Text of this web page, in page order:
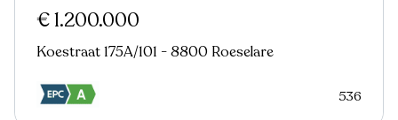
€ 1.200.000
Koestraat 175A/101 - 8800 Roeselare
536